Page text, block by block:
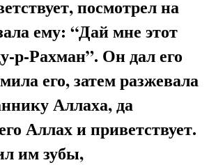
посмотрел на
ему: “Дай мне этот
р-Рахман”. Он дал его
его, затем разжевала
Аллаха, да
Аллах и приветствует.
им зубы,